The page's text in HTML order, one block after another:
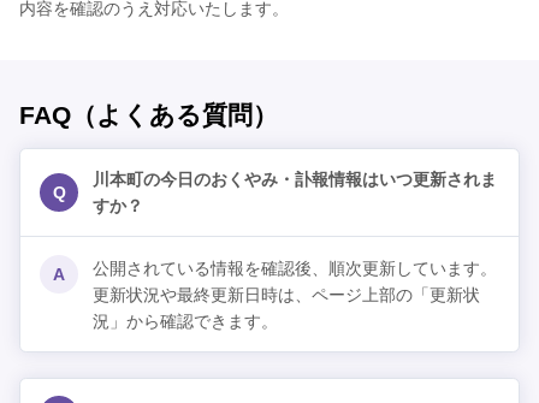
内容を確認のうえ対応いたします。
FAQ（よくある質問）
Q
川本町の今日のおくやみ・訃報情報はいつ更新されま
すか？
A
公開されている情報を確認後、順次更新しています。
更新状況や最終更新日時は、ページ上部の「更新状
況」から確認できます。